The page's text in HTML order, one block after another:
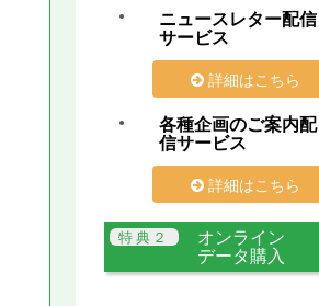
ニュースレター配信
サービス
詳細はこちら
各種企画のご案内配
信サービス
詳細はこちら
オンライン
データ購入